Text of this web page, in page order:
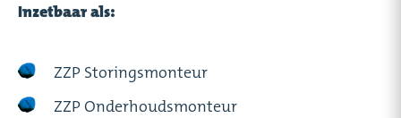
Inzetbaar als:
ZZP Storingsmonteur
ZZP Onderhoudsmonteur